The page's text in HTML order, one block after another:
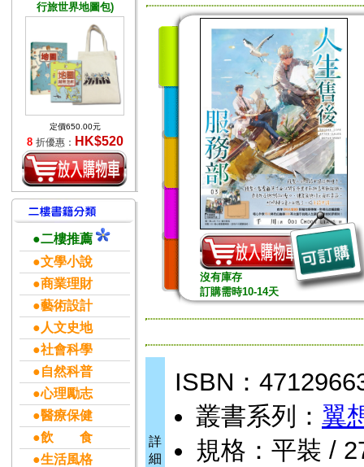
行旅世界地圖包)
定價650.00元
8 折優惠： HK$520
●二樓推薦
●文學小說
●商業理財
●藝術設計
●人文史地
●社會科學
●自然科普
●心理勵志
●醫療保健
●飲 食
●生活風格
沒有庫存
訂購需時10-14天
詳
細
ISBN：
叢書系列： 翼
規格：平裝 /